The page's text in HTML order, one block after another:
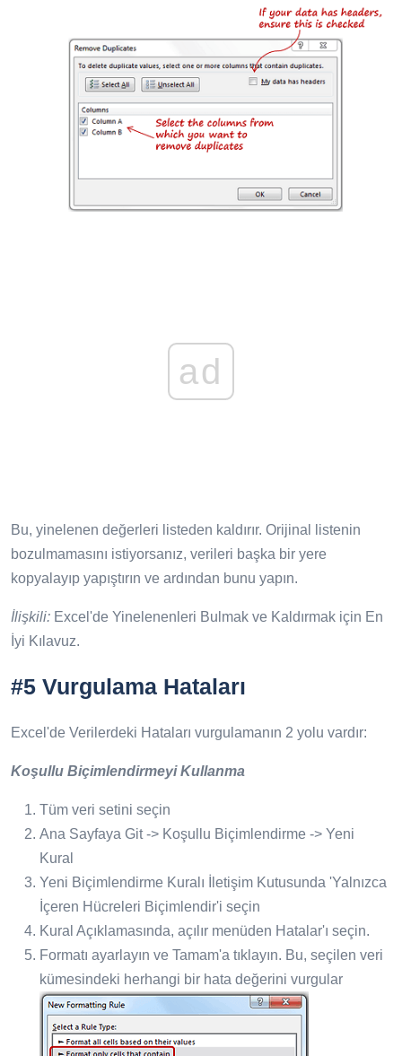
ad
Bu, yinelenen değerleri listeden kaldırır. Orijinal listenin
bozulmamasını istiyorsanız, verileri başka bir yere
kopyalayıp yapıştırın ve ardından bunu yapın.
İlişkili: Excel'de Yinelenenleri Bulmak ve Kaldırmak için En
İyi Kılavuz.
#5 Vurgulama Hataları
Excel'de Verilerdeki Hataları vurgulamanın 2 yolu vardır:
Koşullu Biçimlendirmeyi Kullanma
Tüm veri setini seçin
Ana Sayfaya Git -> Koşullu Biçimlendirme -> Yeni
Kural
Yeni Biçimlendirme Kuralı İletişim Kutusunda 'Yalnızca
İçeren Hücreleri Biçimlendir'i seçin
Kural Açıklamasında, açılır menüden Hatalar'ı seçin.
Formatı ayarlayın ve Tamam'a tıklayın. Bu, seçilen veri
kümesindeki herhangi bir hata değerini vurgular